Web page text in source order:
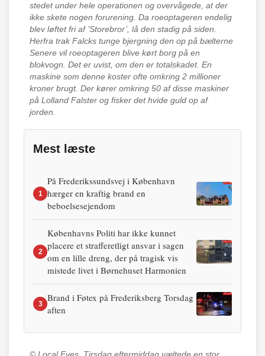
stedet under hele operationen og overvågede, at der
ikke skete nogen forurening. Da roeoptageren endelig
blev løftet fri af ’Storebror’, lå den stadig på siden.
Herfra trak Falcks tunge bjergning den op på bælterne
Senere vil roeoptageren blive kørt borg på en
blokvogn. Det er uvist, om den er totalskadet. En
maskine som denne koster ofte omkring 2 millioner
kroner brugt. Der kører omkring 50 af disse maskiner
på Lolland Falster og fisker det hvide guld op af
jorden.
Mest læste
1
På Frederikssundsvej i København
hærger en kraftig brand en
beboelsesejendom
2
Københavns Politi har ikke kunnet
placere et strafferetligt ansvar i sagen
om en lille dreng, der på tragisk vis
mistede livet i Børnehuset Harmonien
3
Brand i Føtex på Frederiksberg Torsdag
aften